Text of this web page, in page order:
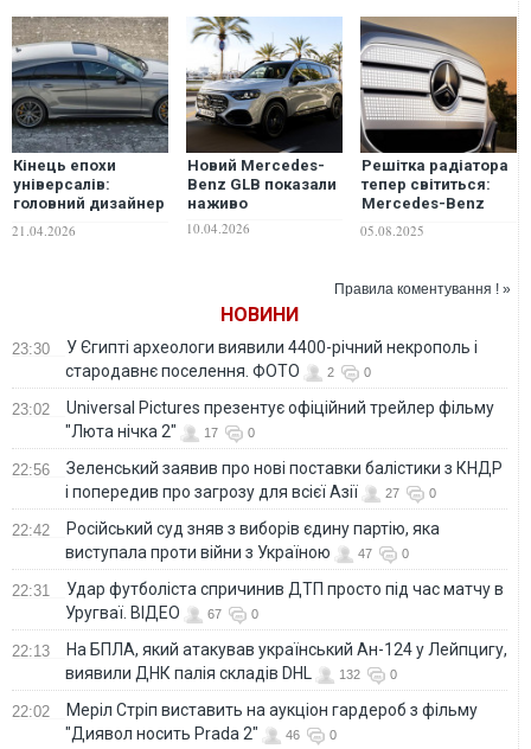
Кінець епохи
універсалів:
головний дизайнер
Mercedes-Benz
заявляє про
21.04.2026
Новий Mercedes-
Benz GLB показали
наживо
10.04.2026
Решітка радіатора
тепер світиться:
Mercedes-Benz
оновлює вигляд
електричного GLC
05.08.2025
Правила коментування ! »
НОВИНИ
23:30
У Єгипті археологи виявили 4400-річний некрополь і
стародавнє поселення. ФОТО
2 0
23:02
Universal Pictures презентує офіційний трейлер фільму
"Люта нічка 2"
17 0
22:56
Зеленський заявив про нові поставки балістики з КНДР
і попередив про загрозу для всієї Азії
27 0
22:42
Російський суд зняв з виборів єдину партію, яка
виступала проти війни з Україною
47 0
22:31
Удар футболіста спричинив ДТП просто під час матчу в
Уругваї. ВІДЕО
67 0
22:13
На БПЛА, який атакував український Ан-124 у Лейпцигу,
виявили ДНК палія складів DHL
132 0
22:02
Меріл Стріп виставить на аукціон гардероб з фільму
"Диявол носить Prada 2"
46 0